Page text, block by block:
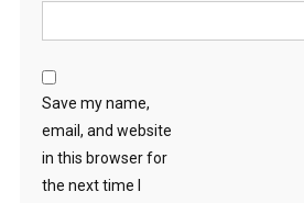
Save my name,
email, and website
in this browser for
the next time I